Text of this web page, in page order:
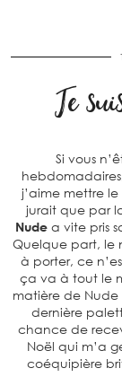
Je
Si vous
j’aime mettre
jurait que par
Nudea vite pris
Quelque part, le
à porter, ce
ça va à tout le
matière de Nude
dernière
chance de
Noël qui m’a
coéquipière